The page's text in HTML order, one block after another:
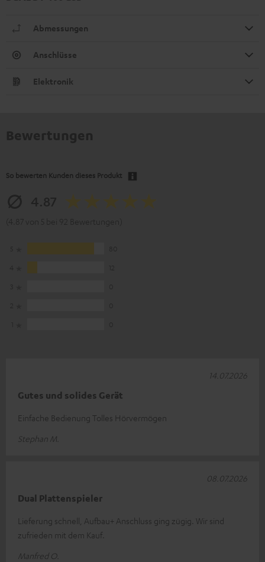
Abmessungen
Anschlüsse
Elektronik
So bewerten Kunden dieses Produkt
Gutes und solides Gerät
Einfache Bedienung Tolles Hörvermögen
Stephan M.
14.07.2026
Dual Plattenspieler
Lieferung schnell, Aufbau+ Anschluss ging zügig. Wir sind
zufrieden mit dem Kauf.
Manfred O.
08.07.2026